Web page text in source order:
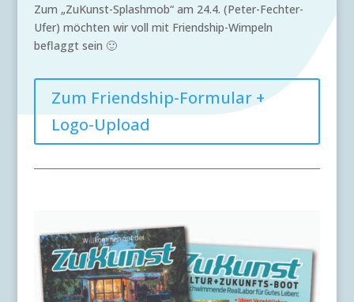
Zum „ZuKunst-Splashmob“ am 24.4. (Peter-Fechter-
Ufer) möchten wir voll mit Friendship-Wimpeln
beflaggt sein 🙂
Zum Friendship-Formular +
Logo-Upload